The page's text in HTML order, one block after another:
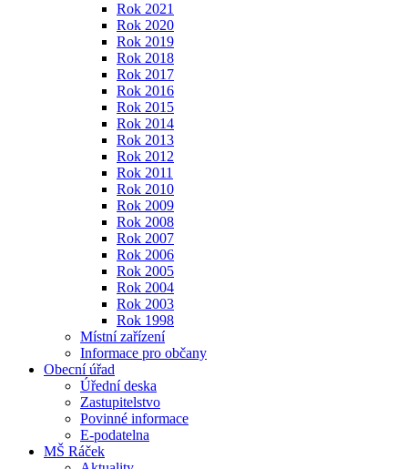
Rok 2021
Rok 2020
Rok 2019
Rok 2018
Rok 2017
Rok 2016
Rok 2015
Rok 2014
Rok 2013
Rok 2012
Rok 2011
Rok 2010
Rok 2009
Rok 2008
Rok 2007
Rok 2006
Rok 2005
Rok 2004
Rok 2003
Rok 1998
Místní zařízení
Informace pro občany
Obecní úřad
Úřední deska
Zastupitelstvo
Povinné informace
E-podatelna
MŠ Ráček